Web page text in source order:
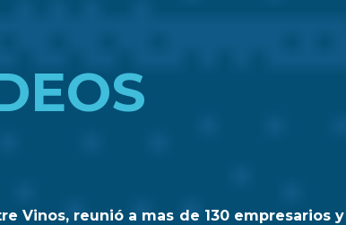
Vinos, reunió a mas de 130 empresarios y